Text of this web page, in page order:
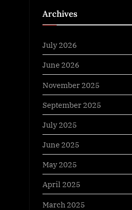
Archives
July 2026
June 2026
November 2025
September 2025
July 2025
June 2025
May 2025
April 2025
March 2025